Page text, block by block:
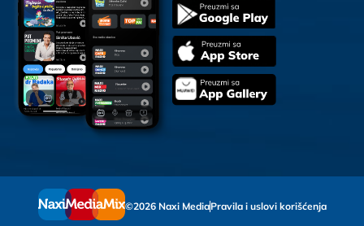
©2026 Naxi MediaPravila i uslovi korišćenja